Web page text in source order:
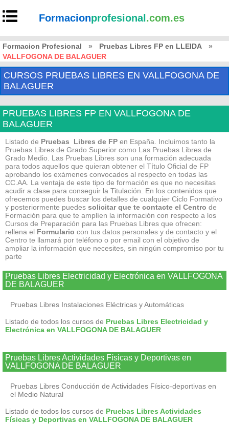
Formacionprofesional .com.es
Formacion Profesional » Pruebas Libres FP en LLEIDA
»
VALLFOGONA DE BALAGUER
CURSOS PRUEBAS LIBRES EN VALLFOGONA DE
BALAGUER
PRUEBAS LIBRES FP EN VALLFOGONA DE
BALAGUER
Listado de Pruebas Libres de FP en España. Incluimos tanto la
Pruebas Libres de Grado Superior como Las Pruebas Libres de
Grado Medio. Las Pruebas Libres son una formación adecuada
para todos aquellos que quieran obtener el Título Oficial de FP
aprobando los exámenes convocados al respecto en todas las
CC.AA. La ventaja de este tipo de formación es que no necesitas
acudir a clase para conseguir la Titulación. En los contenidos que
ofrecemos puedes buscar los detalles de cualquier Ciclo Formativo
y posteriormente puedes solicitar que te contacte el Centro de
Formación para que te amplíen la información con respecto a los
Cursos de Preparación para las Pruebas Libres que ofrecen:
rellena el Formulario con tus datos personales y de contacto y el
Centro te llamará por teléfono o por email con el objetivo de
ampliar la información que necesites, sin ningún compromiso por tu
parte
Pruebas Libres Electricidad y Electrónica en VALLFOGONA
DE BALAGUER
Pruebas Libres Instalaciones Eléctricas y Automáticas
Listado de todos los cursos de Pruebas Libres Electricidad y
Electrónica en VALLFOGONA DE BALAGUER
Pruebas Libres Actividades Físicas y Deportivas en
VALLFOGONA DE BALAGUER
Pruebas Libres Conducción de Actividades Físico-deportivas en
el Medio Natural
Listado de todos los cursos de Pruebas Libres Actividades
Físicas y Deportivas en VALLFOGONA DE BALAGUER